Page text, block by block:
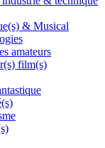
& Musical
amateurs
film(s)